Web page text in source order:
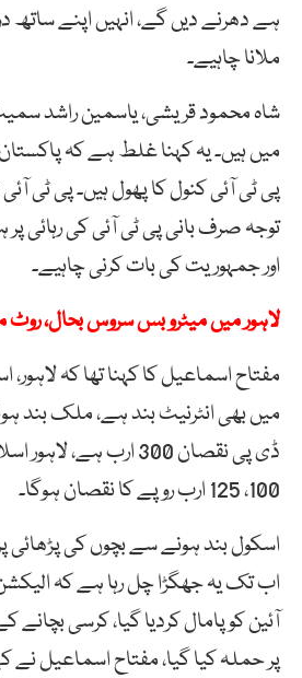
ہے دھرنے دیں گے، انہیں اپنے ساتھ
ملانا چاہیے۔
شاہ محمود قریشی، یاسمین راشد
میں ہیں۔ یہ کہنا غلط ہے کہ
پی ٹی آئی کنول کا پھول ہیں۔ پی ٹی
توجہ صرف بانی پی ٹی آئی کی رہائی
اور جمہوریت کی بات کرنی چاہیے۔
لاہور میں میٹرو بس سروس بحال، روٹ
مفتاح اسماعیل کا کہنا تھا کہ
میں بھی انٹرنیٹ بند ہے، ملک بند
ڈی پی نقصان 300 ارب ہے،
100، 125 ارب روپے کا نقصان ہوگا۔
اسکول بند ہونے سے بچوں کی پڑھائی
اب تک یہ جھگڑا چل رہا ہے کہ
آئین کو پامال کردیا گیا، کرسی